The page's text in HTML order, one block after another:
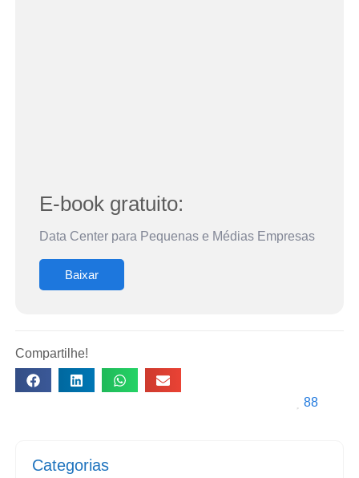
E-book gratuito:
Data Center para Pequenas e Médias Empresas
Baixar
Compartilhe!
88
Categorias